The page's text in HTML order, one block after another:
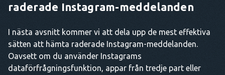
raderade Instagram-meddelanden
I nästa avsnitt kommer vi att dela upp de mest effektiva
sätten att hämta raderade Instagram-meddelanden.
Oavsett om du använder Instagrams
dataförfrågningsfunktion, appar från tredje part eller